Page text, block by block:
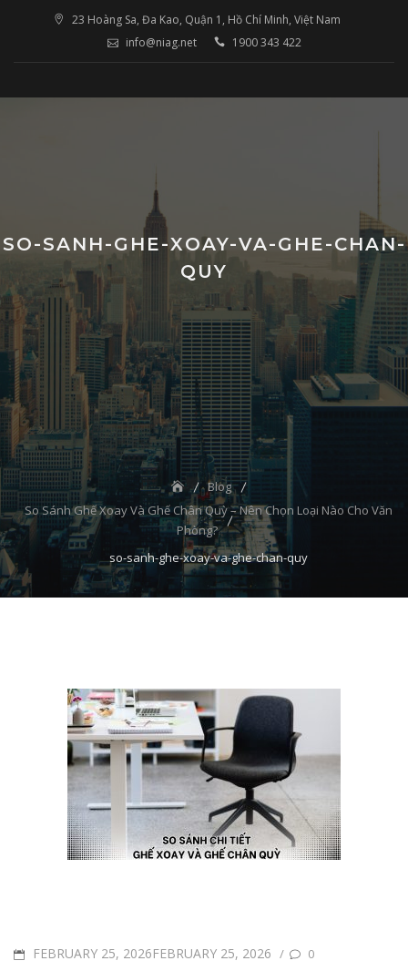
23 Hoàng Sa, Đa Kao, Quận 1, Hồ Chí Minh, Việt Nam
info@niag.net
1900 343 422
SO-SANH-GHE-XOAY-VA-GHE-CHAN-
QUY
Blog
So Sánh Ghế Xoay Và Ghế Chân Quỳ – Nên Chọn Loại Nào Cho Văn
Phòng?
so-sanh-ghe-xoay-va-ghe-chan-quy
POSTEDFEBRUARY 25, 2026FEBRUARY 25, 2026 / 0